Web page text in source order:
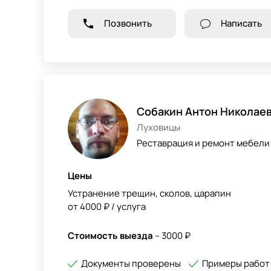
Позвонить Написать
Собакин Антон
Луховицы
Реставрация и ремонт мебели
Цены
Устранение трещин, сколов, царапин
от 4000 ₽ / услуга
Стоимость выезда – 3000 ₽
Документы проверены Примеры работ